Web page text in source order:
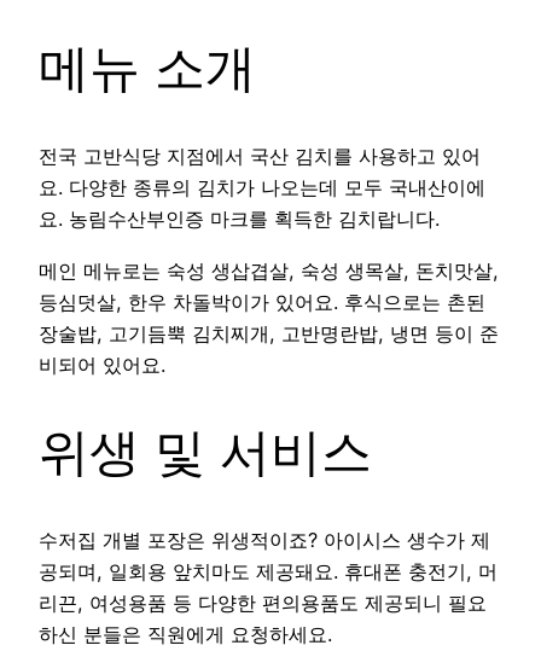
메뉴 소개
전국 고반식당 지점에서 국산 김치를 사용하고 있어
요. 다양한 종류의 김치가 나오는데 모두 국내산이에
요. 농림수산부인증 마크를 획득한 김치랍니다.
메인 메뉴로는 숙성 생삽겹살, 숙성 생목살, 돈치맛살,
등심덧살, 한우 차돌박이가 있어요. 후식으로는 촌된
장술밥, 고기듬뿍 김치찌개, 고반명란밥, 냉면 등이 준
비되어 있어요.
위생 및 서비스
수저집 개별 포장은 위생적이죠? 아이시스 생수가 제
공되며, 일회용 앞치마도 제공돼요. 휴대폰 충전기, 머
리끈, 여성용품 등 다양한 편의용품도 제공되니 필요
하신 분들은 직원에게 요청하세요.